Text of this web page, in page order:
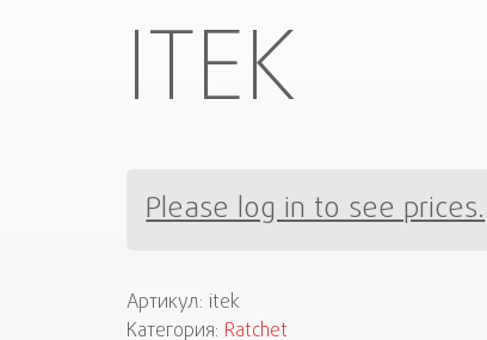
ITEK
Please log in to see prices.
Артикул: itek
Категория: Ratchet